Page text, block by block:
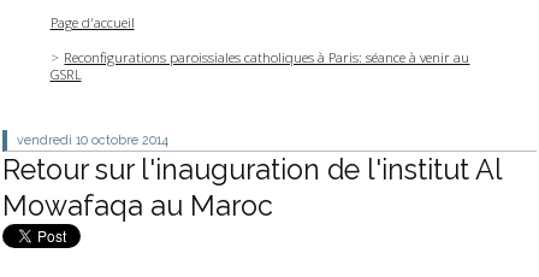
Page d'accueil
Reconfigurations paroissiales catholiques à Paris: séance à venir au
GSRL
vendredi 10 octobre 2014
Retour sur l'inauguration de l'institut Al
Mowafaqa au Maroc